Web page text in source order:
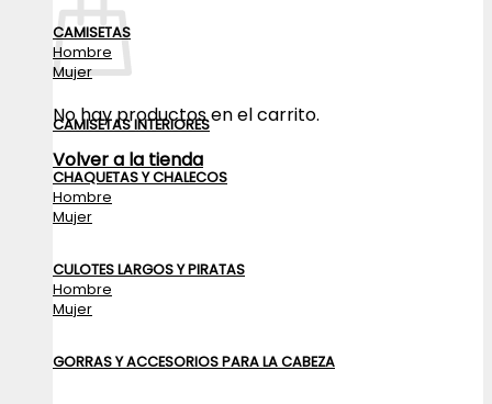
No hay productos en el carrito.
Volver a la tienda
CAMISETAS
Hombre
Mujer
CAMISETAS INTERIORES
CHAQUETAS Y CHALECOS
Hombre
Mujer
CULOTES LARGOS Y PIRATAS
Hombre
Mujer
GORRAS Y ACCESORIOS PARA LA CABEZA